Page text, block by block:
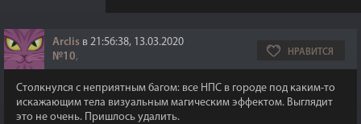
Arclis в 21:56:38, 13.03.2020
№10, НРАВИТСЯ
Столкнулся с неприятным багом: все НПС в городе под каким-то
искажающим тела визуальным магическим эффектом. Выглядит
это не очень. Пришлось удалить.